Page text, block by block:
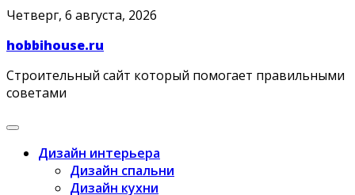
Skip
content
Четверг, 6 августа, 2026
hobbihouse.ru
Строительный сайт который помогает правильными
советами
Дизайн интерьера
Дизайн спальни
Дизайн кухни